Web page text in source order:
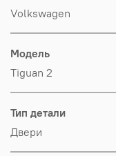
Volkswagen
Модель
Tiguan 2
Тип детали
Двери